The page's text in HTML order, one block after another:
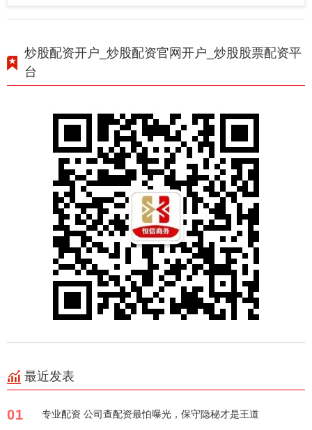
炒股配资开户_炒股配资官网开户_炒股股票配资平
台
最近发表
01 专业配资 公司查配资最怕曝光，保守隐秘才是王道